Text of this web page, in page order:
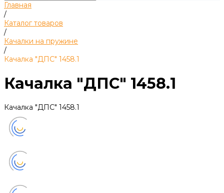
Главная
/
Каталог товаров
/
Качалки на пружине
/
Качалка "ДПС" 1458.1
Качалка "ДПС" 1458.1
Качалка "ДПС" 1458.1